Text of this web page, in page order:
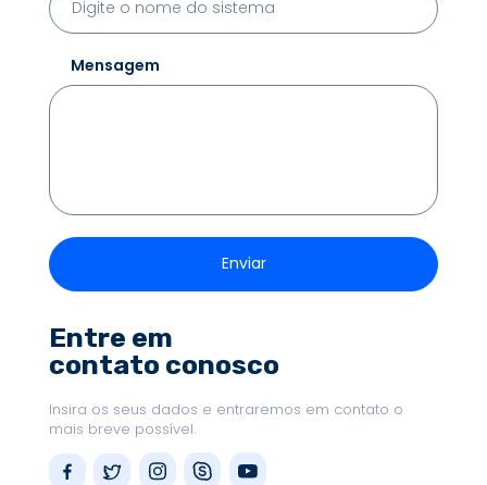
Entre em
contato conosco
Insira os seus dados e entraremos em contato o
mais breve possível.
Mensagem